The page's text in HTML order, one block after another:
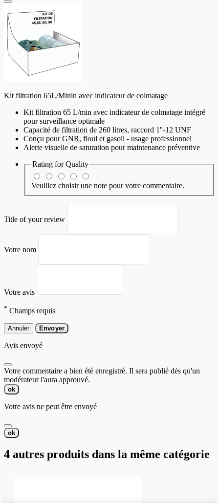
Kit filtration 65L/Minin avec indicateur de colmatage
Kit filtration 65 L/min avec indicateur de colmatage intégré
pour surveillance optimale
Capacité de filtration de 260 litres, raccord 1''-12 UNF
Conçu pour GNR, fioul et gasoil - usage professionnel
Alerte visuelle de saturation pour maintenance préventive
Rating forQuality
Veuillez choisir une note pour votre commentaire.
Title of your review
Votre nom
Votre avis
* Champs requis
Annuler Envoyer
Avis envoyé
Votre commentaire a bien été enregistré. Il sera publié dès qu'un
modérateur l'aura approuvé.
ok
Votre avis ne peut être envoyé
ok
4 autres produits dans la même catégorie